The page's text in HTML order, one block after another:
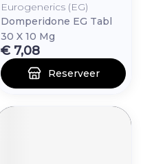
Eurogenerics (EG)
Domperidone EG Tabl
30 X 10 Mg
€ 7,08
Reserveer